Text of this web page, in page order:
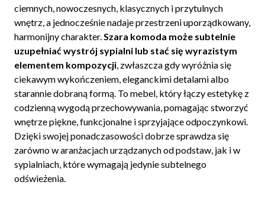
ciemnych, nowoczesnych, klasycznych i przytulnych
wnętrz, a jednocześnie nadaje przestrzeni uporządkowany,
harmonijny charakter.Szara komoda może subtelnie
uzupełniać wystrój sypialni lub stać się wyrazistym
elementem kompozycji, zwłaszcza gdy wyróżnia się
ciekawym wykończeniem, eleganckimi detalami albo
starannie dobraną formą. To mebel, który łączy estetykę z
codzienną wygodą przechowywania, pomagając stworzyć
wnętrze piękne, funkcjonalne i sprzyjające odpoczynkowi.
Dzięki swojej ponadczasowości dobrze sprawdza się
zarówno w aranżacjach urządzanych od podstaw, jak i w
sypialniach, które wymagają jedynie subtelnego
odświeżenia.